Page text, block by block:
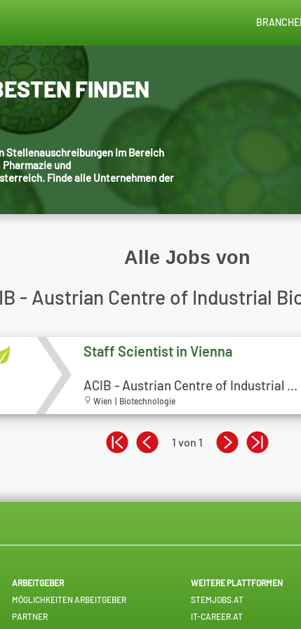
FINDEN
Stellenauschreibungen im Bereich
und
Finde alle Unternehmen der
Alle Jobs von
- Austrian Centre of Industrial
Staff Scientist in Vienna
ACIB - Austrian Centre of Industrial ...
Wien | Biotechnologie
1 von 1
ARBEITGEBER
MÖGLICHKEITEN ARBEITGEBER
PARTNER
WEITERE PLATTFORMEN
STEMJOBS.AT
IT-CAREER.AT